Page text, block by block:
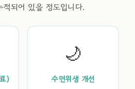
되어 있을 정도입니다.
)
🌙
수면위생 개선